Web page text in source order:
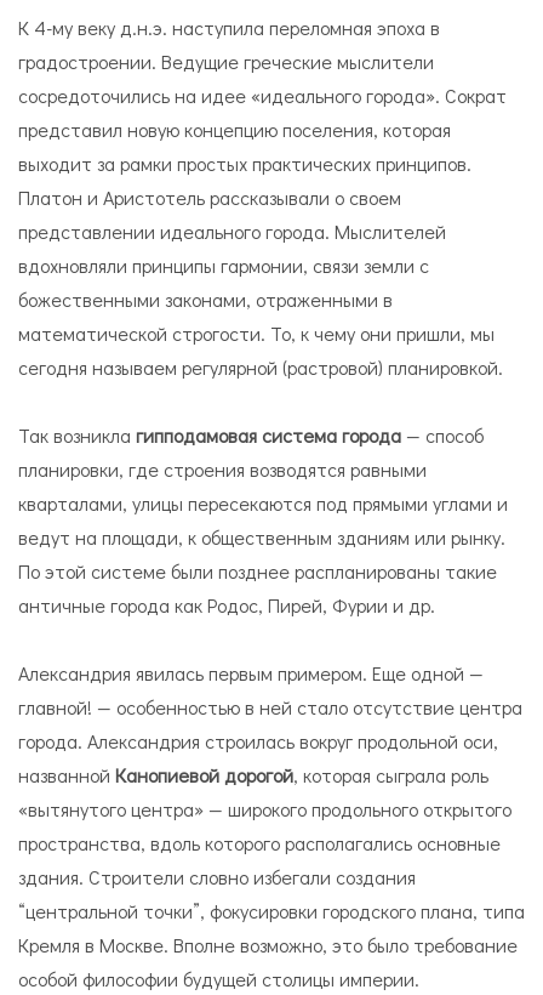
К 4-му веку д.н.э. наступила переломная эпоха в
градостроении. Ведущие греческие мыслители
сосредоточились на идее «идеального города». Сократ
представил новую концепцию поселения, которая
выходит за рамки простых практических принципов.
Платон и Аристотель рассказывали о своем
представлении идеального города. Мыслителей
вдохновляли принципы гармонии, связи земли с
божественными законами, отраженными в
математической строгости. То, к чему они пришли, мы
сегодня называем регулярной (растровой) планировкой.
Так возникла гипподамовая система города — способ
планировки, где строения возводятся равными
кварталами, улицы пересекаются под прямыми углами и
ведут на площади, к общественным зданиям или рынку.
По этой системе были позднее распланированы такие
античные города как Родос, Пирей, Фурии и др.
Александрия явилась первым примером. Еще одной —
главной! — особенностью в ней стало отсутствие центра
города. Александрия строилась вокруг продольной оси,
названной Канопиевой дорогой, которая сыграла роль
«вытянутого центра» — широкого продольного открытого
пространства, вдоль которого располагались основные
здания. Строители словно избегали создания
“центральной точки”, фокусировки городского плана, типа
Кремля в Москве. Вполне возможно, это было требование
особой философии будущей столицы империи.